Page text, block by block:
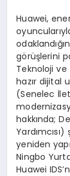
Huawei,
görüşlerini
Teknoloji
hazır dijital
(Senelec
hakkında;
Yardımcısı)
yeniden
Ningbo
Huawei